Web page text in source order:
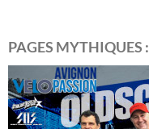
PAGES MYTHIQUES :